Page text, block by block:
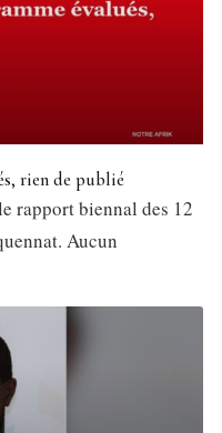
rien de publié
rapport biennal des 12
Aucun